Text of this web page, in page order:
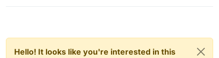
Hello! It looks like you're interested in this